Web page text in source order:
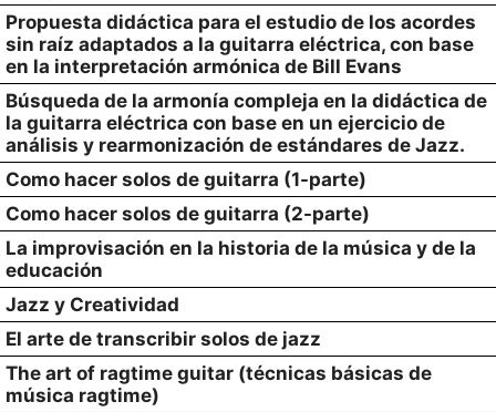
Propuesta didáctica para el estudio de los acordes
sin raíz adaptados a la guitarra eléctrica, con base
en la interpretación armónica de Bill Evans
Búsqueda de la armonía compleja en la didáctica de
la guitarra eléctrica con base en un ejercicio de
análisis y rearmonización de estándares de Jazz.
Como hacer solos de guitarra (1-parte)
Como hacer solos de guitarra (2-parte)
La improvisación en la historia de la música y de la
educación
Jazz y Creatividad
El arte de transcribir solos de jazz
The art of ragtime guitar (técnicas básicas de
música ragtime)